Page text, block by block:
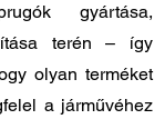
gyártása,
terén – így
olyan terméket
a járművéhez